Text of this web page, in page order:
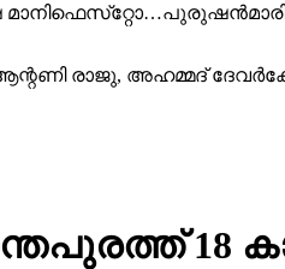
രാജു, അഹമ്മദ്
18